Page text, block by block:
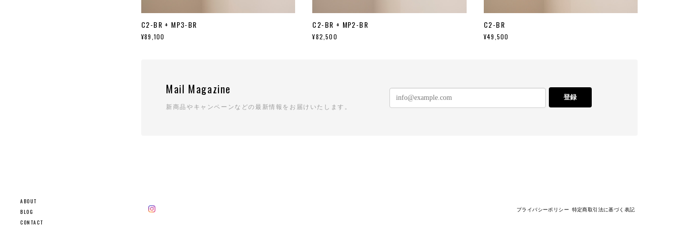
ABOUT
BLOG
CONTACT
C2-BR + MP3-BR
¥89,100
C2-BR + MP2-BR
¥82,500
C2-BR
¥49,500
Mail Magazine
新商品やキャンペーンなどの最新情報をお届けいたします。
登録
プライバシーポリシー 特定商取引法に基づく表記